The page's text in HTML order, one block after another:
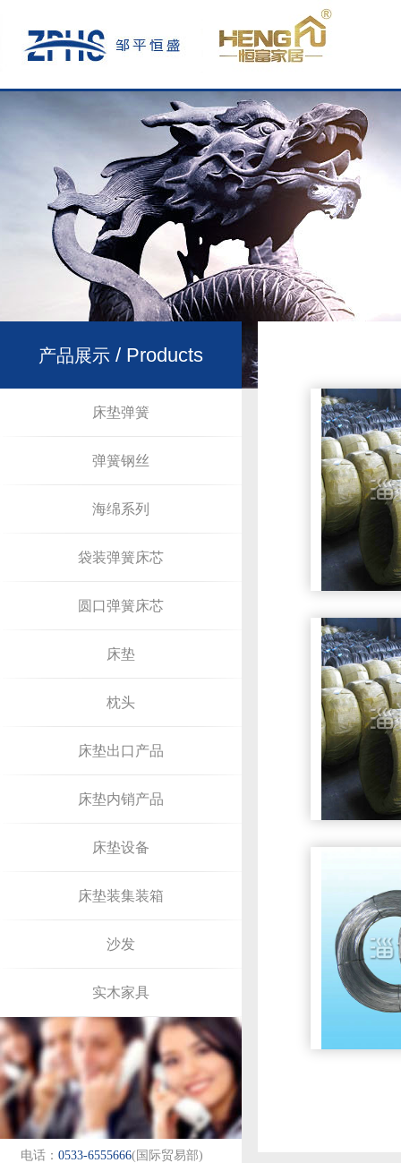
产品展示 / Products
床垫弹簧
弹簧钢丝
海绵系列
袋装弹簧床芯
圆口弹簧床芯
床垫
枕头
床垫出口产品
床垫内销产品
床垫设备
床垫装集装箱
沙发
实木家具
电话： 0533-6555666(国际贸易部)